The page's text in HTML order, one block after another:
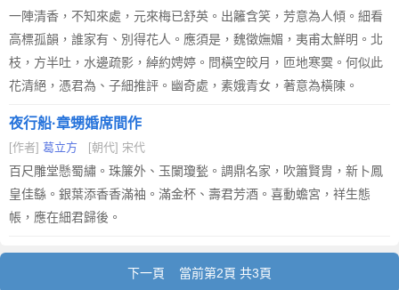
一陣清香，不知來處，元來梅已舒英。出籬含笑，芳意為人傾。細看
高標孤韻，誰家有、別得花人。應須是，魏徵嫵媚，夷甫太鮮明。北
枝，方半吐，水邊疏影，綽約娉婷。問橫空皎月，匝地寒霙。何似此
花清絕，憑君為、子細推評。幽奇處，素娥青女，著意為橫陳。
夜行船·章甥婚席間作
[作者] 葛立方 [朝代] 宋代
百尺雕堂懸蜀繡。珠簾外、玉闌瓊甃。調鼎名家，吹簫賢胄，新卜鳳
皇佳繇。銀葉添香香滿袖。滿金杯、壽君芳酒。喜動蟾宮，祥生態
帳，應在細君歸後。
下一頁 當前第2頁 共3頁